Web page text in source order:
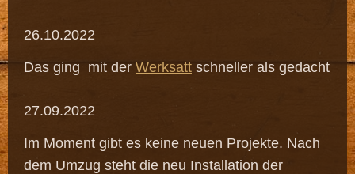
26.10.2022
Das ging mit der Werksatt schneller als gedacht
27.09.2022
Im Moment gibt es keine neuen Projekte. Nach
dem Umzug steht die neu Installation der